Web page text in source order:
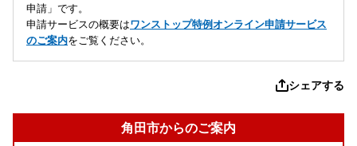
申請」です。
申請サービスの概要はワンストップ特例オンライン申請サービス
のご案内をご覧ください。
シェアする
角田市からのご案内